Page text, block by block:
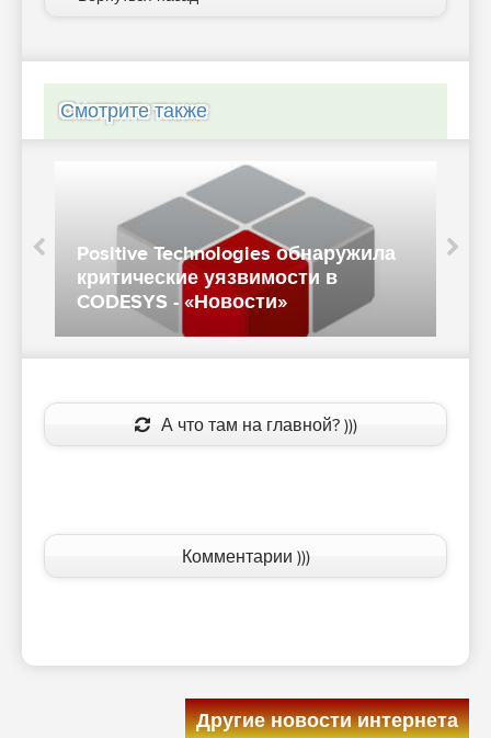
Смотрите также
Positive Technologies обнаружила
критические уязвимости в
CODESYS - «Новости»
А что там на главной? )))
Комментарии )))
Другие новости интернета